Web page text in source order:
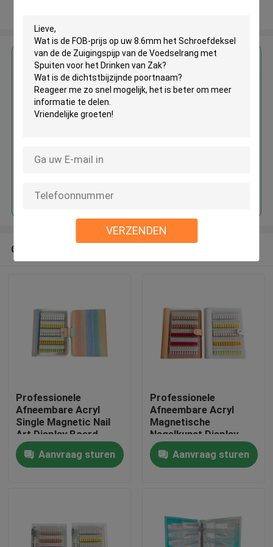
VERZENDEN
Thuis
Video's
Krijg de beste prijs voor
8.6mm het Schroefdeksel van de
de Zuigingspijp van de
Geadviseerde Producten
Professionele
Afneembare Acryl
Single Magnetic Nail
Art Display Board
Vierkante
120/180/240 Gradiënt
Kleuren Plastic Tool
Aanvraag sturen
Professionele
Afneembare Acryl
Magnetische
Nagelkunst Display
Board 120/180/240
Gradiënt Kleuren Solid
Plastic Tool voor
Aanvraag sturen